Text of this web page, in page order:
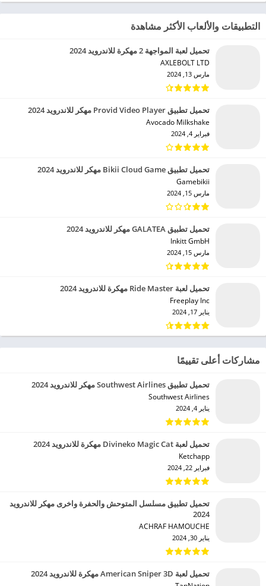
تحميل تطبيق Microsoft Word مهكر للاندرويد 2024
ديسمبر 13, 2023
تحميل لعبة المواجهة 2 مهكرة للاندرويد 2024
AXLEBOLT LTD‏
مارس 13, 2024
تحميل تطبيق Provid Video Player مهكر للاندرويد 2024
Avocado Milkshake‏
فبراير 4, 2024
تحميل تطبيق Bikii Cloud Game مهكر للاندرويد 2024
Gamebikii‏
مارس 15, 2024
تحميل تطبيق GALATEA مهكر للاندرويد 2024
Inkitt GmbH‏
مارس 15, 2024
تحميل لعبة Ride Master مهكرة للاندرويد 2024
يناير 17, 2024
تحميل تطبيق Southwest Airlines مهكر للاندرويد 2024
Southwest Airlines‏
يناير 4, 2024
تحميل لعبة Divineko Magic Cat مهكرة للاندرويد 2024
Ketchapp‏
فبراير 22, 2024
تحميل تطبيق مسلسل المتوحش والحفرة واخرى مهكر للاندرويد